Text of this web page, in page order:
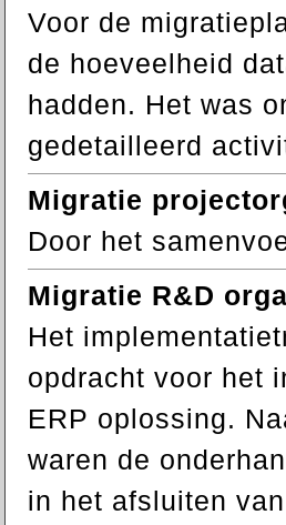
Voor de
de hoeveelheid
hadden. Het was
gedetailleerd
Migratie
Door het
Migratie R&D
Het
opdracht voor het
ERP oplossing.
waren de
in het afsluiten